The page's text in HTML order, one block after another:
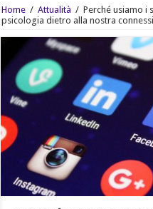
Home / Attualità / Perché usiamo i
psicologia dietro alla nostra